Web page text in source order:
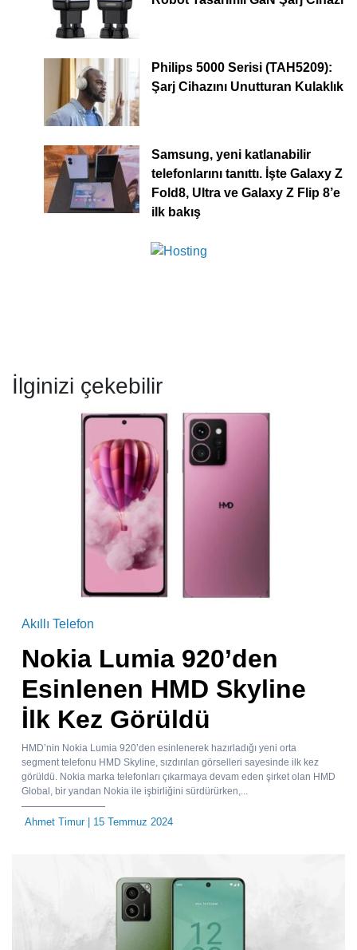
Philips 5000 Serisi (TAH5209):
Şarj Cihazını Unutturan Kulaklık
Samsung, yeni katlanabilir
telefonlarını tanıttı. İşte Galaxy Z
Fold8, Ultra ve Galaxy Z Flip 8’e
ilk bakış
İlginizi çekebilir
Akıllı Telefon
Nokia Lumia 920’den
Esinlenen HMD Skyline
İlk Kez Görüldü
HMD’nin Nokia Lumia 920’den esinlenerek hazırladığı yeni orta
segment telefonu HMD Skyline, sızdırılan görselleri sayesinde ilk kez
görüldü. Nokia marka telefonları çıkarmaya devam eden şirket olan HMD
Global, bir yandan Nokia ile işbirliğini sürdürürken,...
Ahmet Timur| 15 Temmuz 2024